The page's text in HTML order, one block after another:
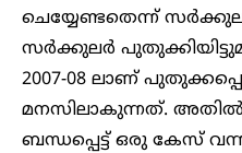
ചെയ്യേണ്ടതെന്ന്
സർക്കുലർ
2007-08 ലാണ്
മനസിലാകുന്നത്. അതിൽ
ബന്ധപ്പെട്ട് ഒരു കേസ്